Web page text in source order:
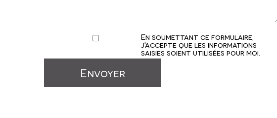
En soumettant ce formulaire,
j'accepte que les informations
saisies soient utilisées pour moi.